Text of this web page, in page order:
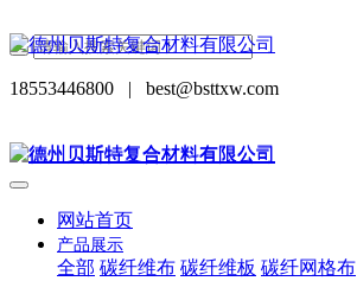
18553446800 | best@bsttxw.com
网站首页
产品展示
全部 碳纤维布 碳纤维板 碳纤网格布